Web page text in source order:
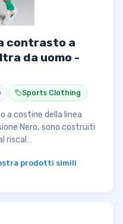
contrasto a
da uomo -
Sports Clothing
a costine della linea
Nero, sono costruiti
riscal…
prodotti simili